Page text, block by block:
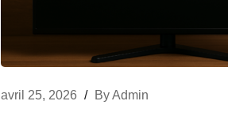
avril 25, 2026 / ByAdmin